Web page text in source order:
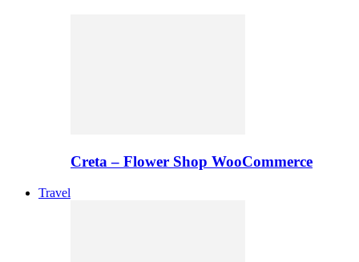
Creta – Flower Shop WooCommerce
Travel